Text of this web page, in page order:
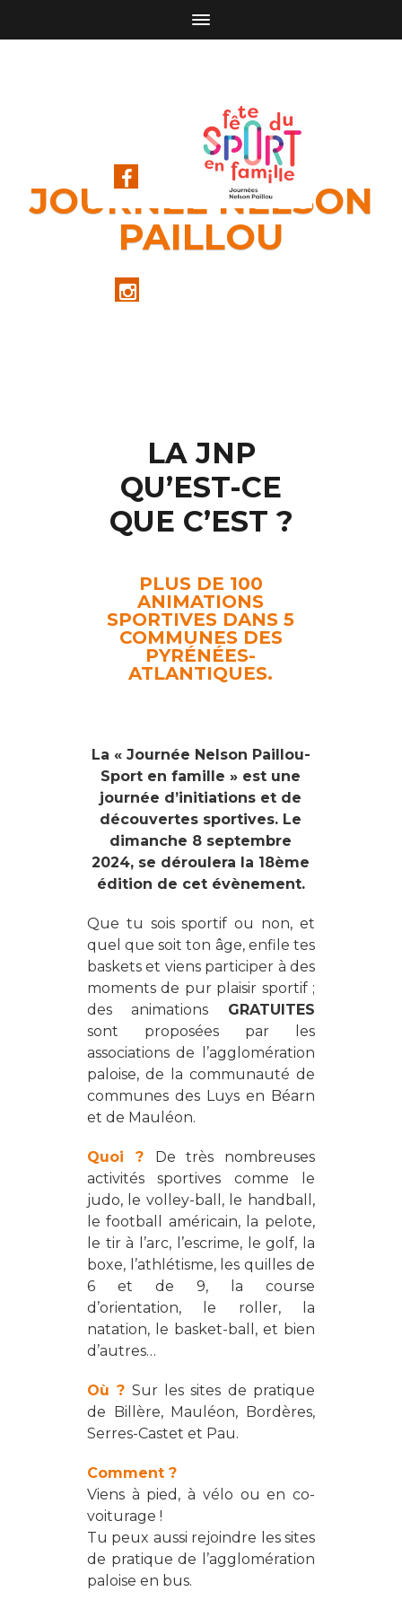
JOURNÉE NELSON
PAILLOU
LA JNP
QU’EST-CE
QUE C’EST ?
PLUS DE 100
ANIMATIONS
SPORTIVES DANS 5
COMMUNES DES
PYRÉNÉES-
ATLANTIQUES.
La « Journée Nelson Paillou-
Sport en famille » est une
journée d’initiations et de
découvertes sportives. Le
dimanche 8 septembre
2024, se déroulera la 18ème
édition de cet évènement.
Que tu sois sportif ou non, et
quel que soit ton âge, enfile tes
baskets et viens participer à des
moments de pur plaisir sportif ;
des animations GRATUITES
sont proposées par les
associations de l’agglomération
paloise, de la communauté de
communes des Luys en Béarn
et de Mauléon.
Quoi ? De très nombreuses
activités sportives comme le
judo, le volley-ball, le handball,
le football américain, la pelote,
le tir à l’arc, l’escrime, le golf, la
boxe, l’athlétisme, les quilles de
6 et de 9, la course
d’orientation, le roller, la
natation, le basket-ball, et bien
d’autres…
Où ? Sur les sites de pratique
de Billère, Mauléon, Bordères,
Serres-Castet et Pau.
Comment ?
Viens à pied, à vélo ou en co-
voiturage !
Tu peux aussi rejoindre les sites
de pratique de l’agglomération
paloise en bus.